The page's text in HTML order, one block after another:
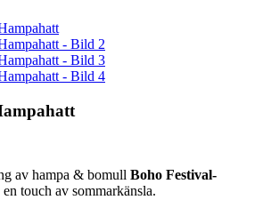
av hampa & bomull Boho Festival-
touch av sommarkänsla.